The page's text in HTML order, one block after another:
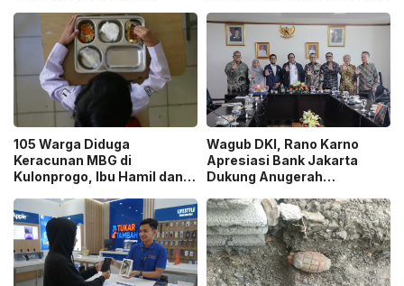
Bawen Agustus 2026
Modern
105 Warga Diduga
Keracunan MBG di
Kulonprogo, Ibu Hamil dan
Terdampak
Wagub DKI, Rano Karno
Apresiasi Bank Jakarta
Dukung Anugerah
Dorong Karya Berkualitas
Sambut 5 Abad Jakarta